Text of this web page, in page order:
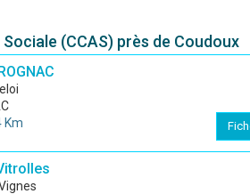
(CCAS) près de Coudoux
Km